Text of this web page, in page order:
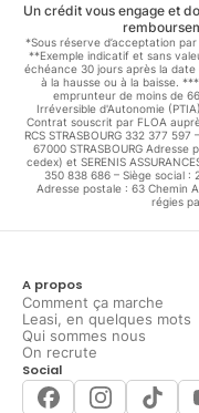
Un crédit vous engage et
*Sous réserve d’acceptation
**Exemple indicatif et sans
échéance 30 jours après la
à la hausse ou à la baisse.
emprunteur de moins de
Irréversible d'Autonomie
Contrat souscrit par FLOA
RCS STRASBOURG 332 377
67000 STRASBOURG Adresse
cedex) et SERENIS
350 838 686 – Siège social :
Adresse postale : 63 Chemin
régies
A propos
Comment ça marche
Leasi, en quelques mots
Qui sommes nous
On recrute
Social